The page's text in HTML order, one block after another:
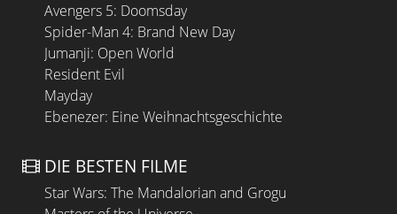
Avengers 5: Doomsday
Spider-Man 4: Brand New Day
Jumanji: Open World
Resident Evil
Mayday
Ebenezer: Eine Weihnachtsgeschichte
DIE BESTEN FILME
Star Wars: The Mandalorian and Grogu